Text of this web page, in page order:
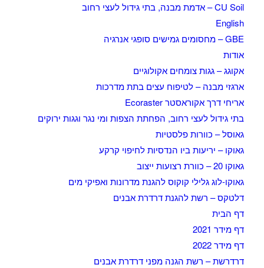
CU Soil – אדמת מבנה, בתי גידול לעצי רחוב
English
GBE – מחסומים גמישים סופגי אנרגיה
אודות
אקוגג – גגות צומחים אקולוגיים
ארגזי מבנה – לטיפוח עצים בתת מדרכות
אריחי דרך אקוראסטר Ecoraster
בתי גידול לעצי רחוב, הפחתת הצפות ומי נגר וגגות ירוקים
גאוסל – כוורות פלסטיות
גאוקו – יריעות ביו הנדסיות לחיפוי קרקע
גאוקו 20 – כוורת רצועות ייצוב
גאוקו-לוג גלילי קוקוס להגנת מדרונות ואפיקי מים
דלטקס – רשת להגנת דרדרת אבנים
דף הבית
דף מידר 2021
דף מידר 2022
דרדרשת – רשת הגנה מפני דרדרת אבנים